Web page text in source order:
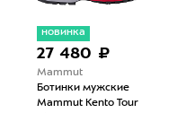
новинка
27 480 ₽
Mammut
Ботинки мужские
Mammut Kento Tour